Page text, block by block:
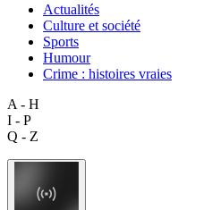
Actualités
Culture et société
Sports
Humour
Crime : histoires vraies
A - H
I - P
Q - Z